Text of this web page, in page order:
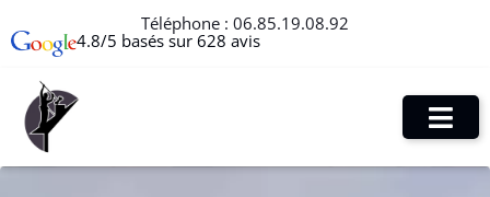
Téléphone : 06.85.19.08.92
4.8/5 basés sur 628 avis